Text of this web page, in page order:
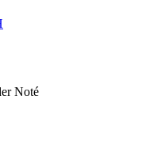
Noté